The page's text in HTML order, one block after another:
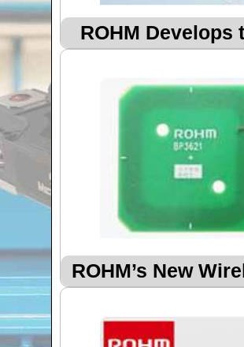
ROHM Develops
ROHM’s New